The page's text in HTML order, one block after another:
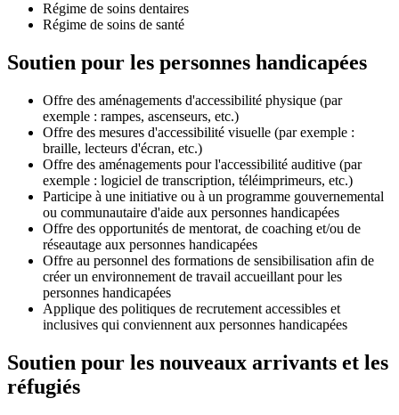
Régime de soins dentaires
Régime de soins de santé
Soutien pour les personnes handicapées
Offre des aménagements d'accessibilité physique (par
exemple : rampes, ascenseurs, etc.)
Offre des mesures d'accessibilité visuelle (par exemple :
braille, lecteurs d'écran, etc.)
Offre des aménagements pour l'accessibilité auditive (par
exemple : logiciel de transcription, téléimprimeurs, etc.)
Participe à une initiative ou à un programme gouvernemental
ou communautaire d'aide aux personnes handicapées
Offre des opportunités de mentorat, de coaching et/ou de
réseautage aux personnes handicapées
Offre au personnel des formations de sensibilisation afin de
créer un environnement de travail accueillant pour les
personnes handicapées
Applique des politiques de recrutement accessibles et
inclusives qui conviennent aux personnes handicapées
Soutien pour les nouveaux arrivants et les
réfugiés